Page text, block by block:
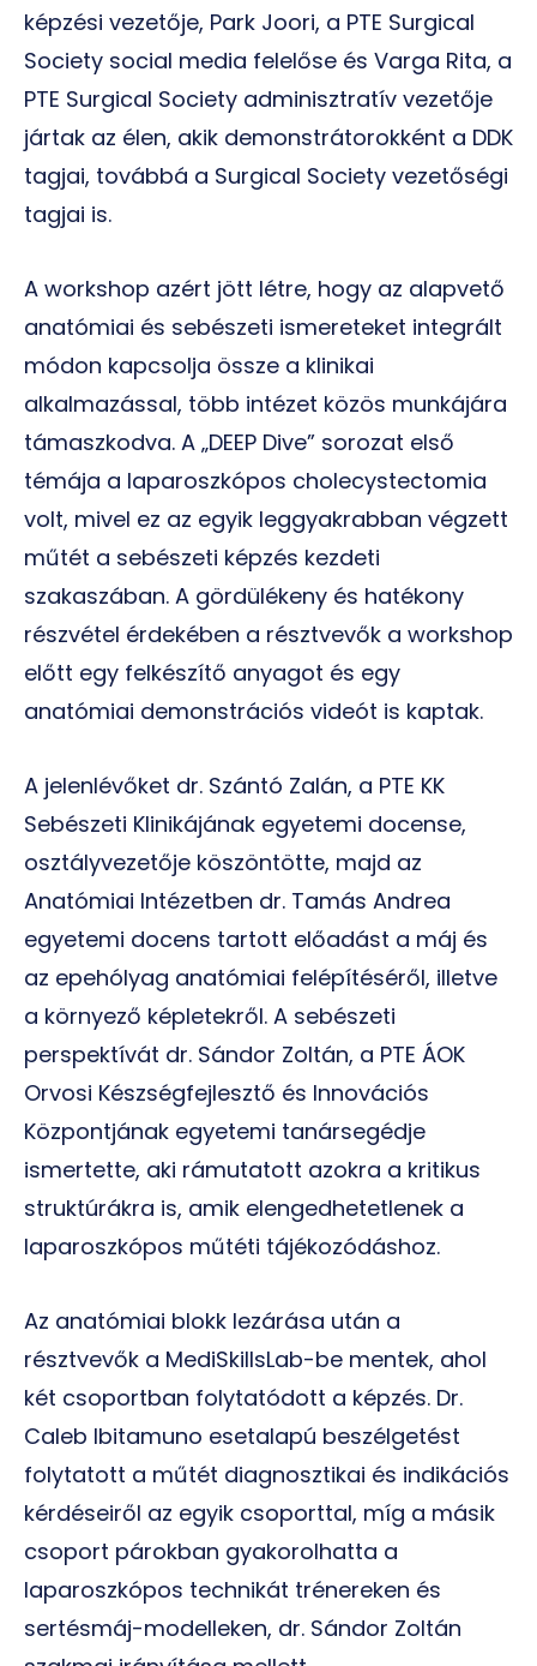
képzési vezetője, Park Joori, a PTE Surgical
Society social media felelőse és Varga Rita, a
PTE Surgical Society adminisztratív vezetője
jártak az élen, akik demonstrátorokként a DDK
tagjai, továbbá a Surgical Society vezetőségi
tagjai is.
A workshop azért jött létre, hogy az alapvető
anatómiai és sebészeti ismereteket integrált
módon kapcsolja össze a klinikai
alkalmazással, több intézet közös munkájára
támaszkodva. A „DEEP Dive” sorozat első
témája a laparoszkópos cholecystectomia
volt, mivel ez az egyik leggyakrabban végzett
műtét a sebészeti képzés kezdeti
szakaszában. A gördülékeny és hatékony
részvétel érdekében a résztvevők a workshop
előtt egy felkészítő anyagot és egy
anatómiai demonstrációs videót is kaptak.
A jelenlévőket dr. Szántó Zalán, a PTE KK
Sebészeti Klinikájának egyetemi docense,
osztályvezetője köszöntötte, majd az
Anatómiai Intézetben dr. Tamás Andrea
egyetemi docens tartott előadást a máj és
az epehólyag anatómiai felépítéséről, illetve
a környező képletekről. A sebészeti
perspektívát dr. Sándor Zoltán, a PTE ÁOK
Orvosi Készségfejlesztő és Innovációs
Központjának egyetemi tanársegédje
ismertette, aki rámutatott azokra a kritikus
struktúrákra is, amik elengedhetetlenek a
laparoszkópos műtéti tájékozódáshoz.
Az anatómiai blokk lezárása után a
résztvevők a MediSkillsLab-be mentek, ahol
két csoportban folytatódott a képzés. Dr.
Caleb Ibitamuno esetalapú beszélgetést
folytatott a műtét diagnosztikai és indikációs
kérdéseiről az egyik csoporttal, míg a másik
csoport párokban gyakorolhatta a
laparoszkópos technikát trénereken és
sertésmáj-modelleken, dr. Sándor Zoltán